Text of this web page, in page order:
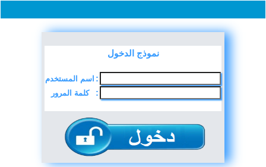
نموذج الدخول
اسم المستخدم :
كلمة المرور :